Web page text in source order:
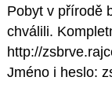
Pobyt v přírodě
chválili.
http://
Jméno i heslo: